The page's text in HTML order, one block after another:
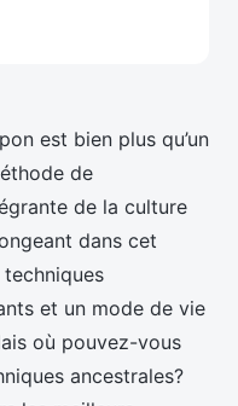
est bien plus qu’un
de
de la culture
dans cet
et un mode de vie
où pouvez-vous
ancestrales?